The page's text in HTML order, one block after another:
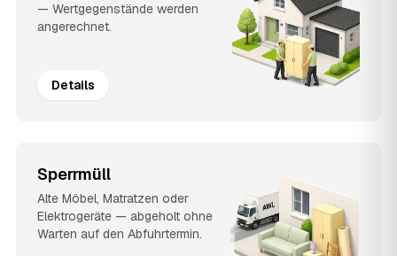
— Wertgegenstände werden
angerechnet.
Details
Sperrmüll
Alte Möbel, Matratzen oder
Elektrogeräte — abgeholt ohne
Warten auf den Abfuhrtermin.